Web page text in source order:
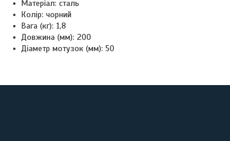
Матеріал: сталь
Колір: чорний
Вага (кг): 1,8
Довжина (мм): 200
Діаметр мотузок (мм): 50